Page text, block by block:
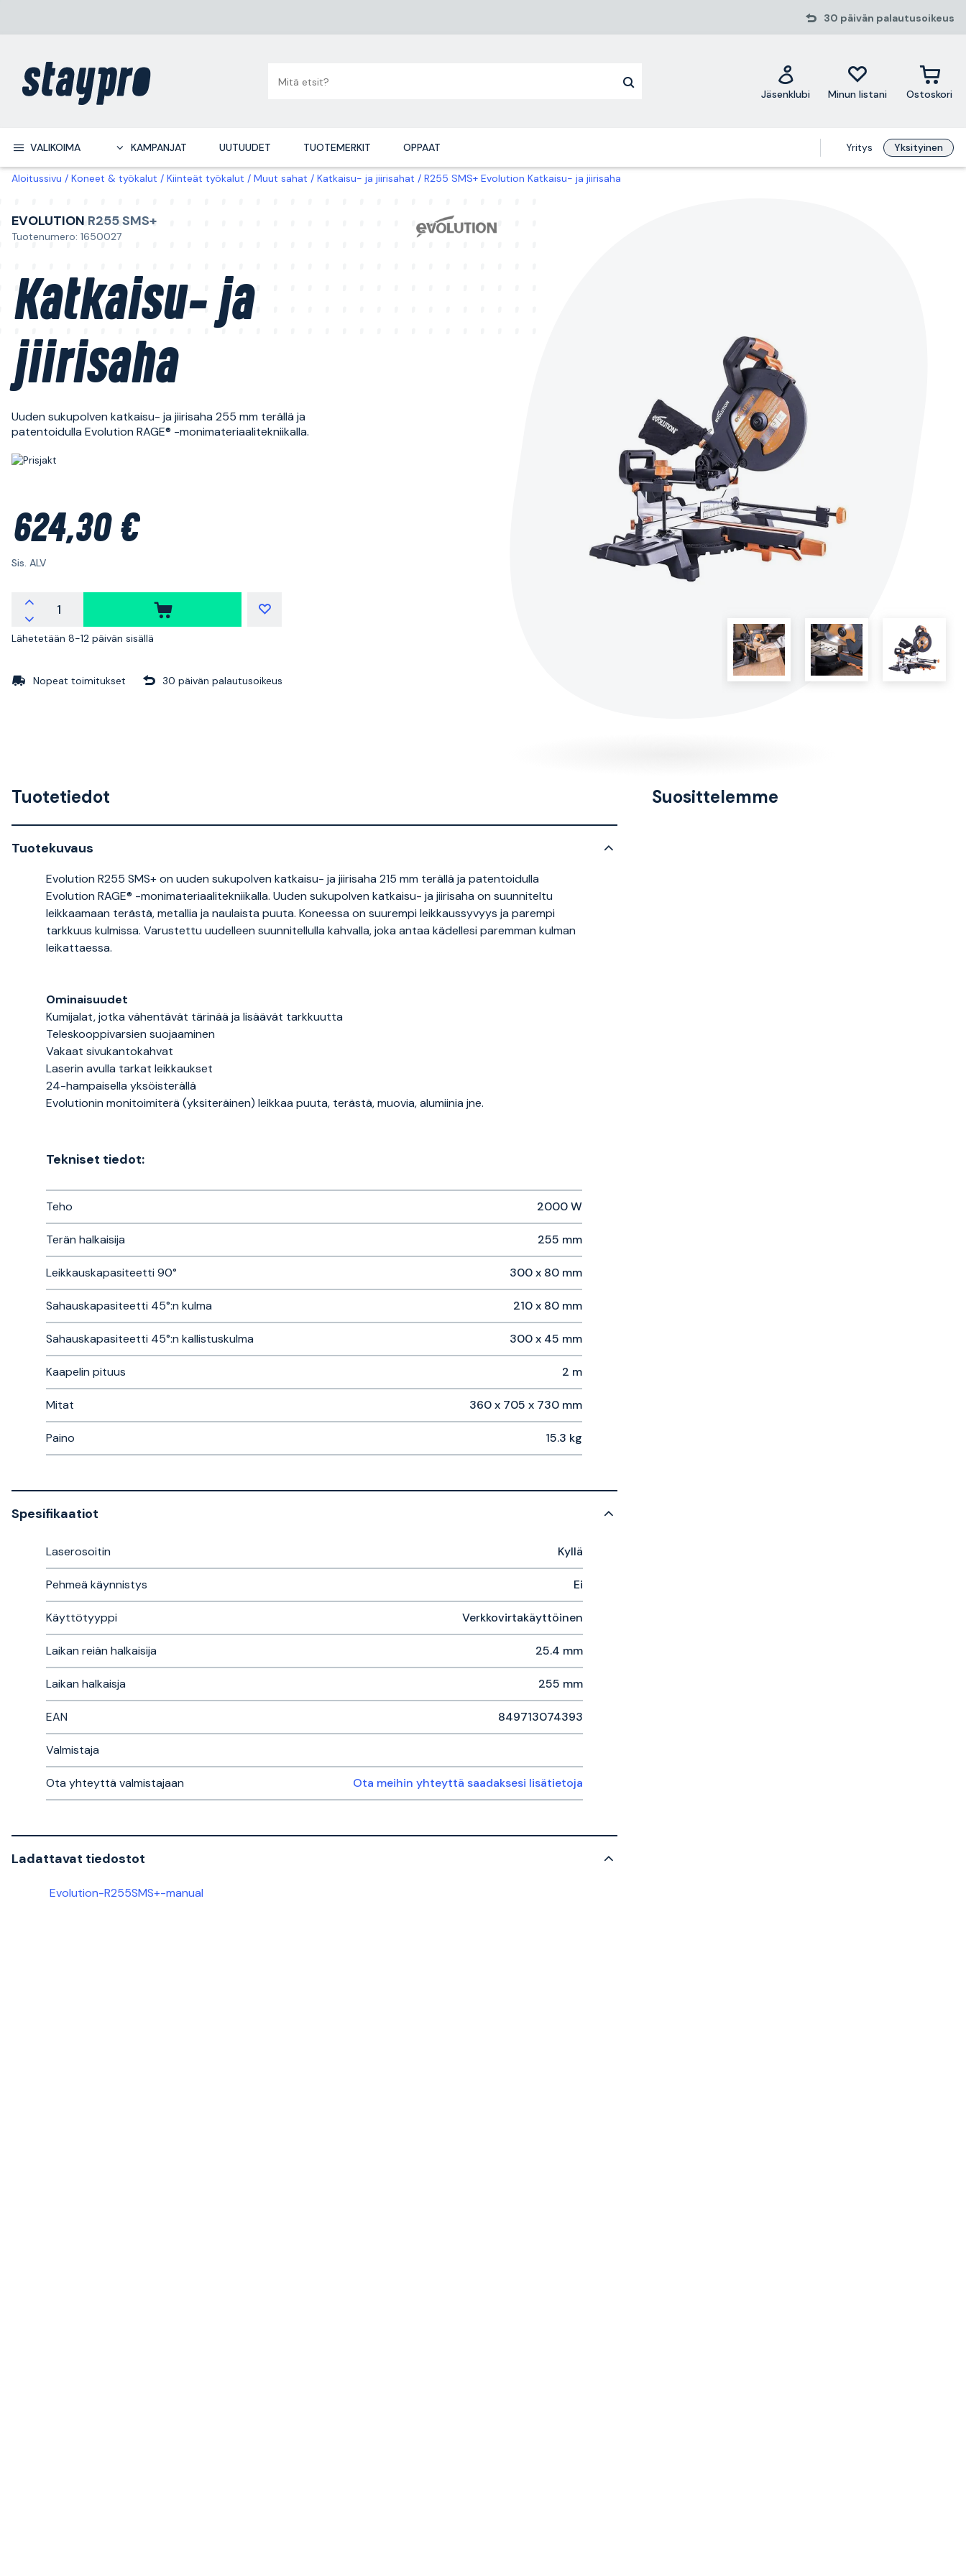
30 päivän palautusoikeus
Jäsenklubi Minun listani Ostoskori
VALIKOIMA KAMPANJAT UUTUUDET TUOTEMERKIT OPPAAT Yritys Yksityinen
Aloitussivu Koneet & työkalut Kiinteät työkalut Muut sahat Katkaisu- ja jiirisahat R255 SMS+ Evolution Katkaisu- ja jiirisaha
EVOLUTION R255 SMS+
Tuotenumero: 1650027
Katkaisu- ja
jiirisaha
Uuden sukupolven katkaisu- ja jiirisaha 255 mm terällä ja
patentoidulla Evolution RAGE® -monimateriaalitekniikalla.
624,30 €
Sis. ALV
Lähetetään 8-12 päivän sisällä
Nopeat toimitukset 30 päivän palautusoikeus
Tuotetiedot
Tuotekuvaus
Evolution R255 SMS+ on uuden sukupolven katkaisu- ja jiirisaha 215 mm terällä ja patentoidulla
Evolution RAGE® -monimateriaalitekniikalla. Uuden sukupolven katkaisu- ja jiirisaha on suunniteltu
leikkaamaan terästä, metallia ja naulaista puuta. Koneessa on suurempi leikkaussyvyys ja parempi
tarkkuus kulmissa. Varustettu uudelleen suunnitellulla kahvalla, joka antaa kädellesi paremman kulman
leikattaessa.
Ominaisuudet
Kumijalat, jotka vähentävät tärinää ja lisäävät tarkkuutta
Teleskooppivarsien suojaaminen
Vakaat sivukantokahvat
Laserin avulla tarkat leikkaukset
24-hampaisella yksöisterällä
Evolutionin monitoimiterä (yksiteräinen) leikkaa puuta, terästä, muovia, alumiinia jne.
Tekniset tiedot:
Teho 2000 W
Terän halkaisija 255 mm
Leikkauskapasiteetti 90° 300 x 80 mm
Sahauskapasiteetti 45°:n kulma 210 x 80 mm
Sahauskapasiteetti 45°:n kallistuskulma 300 x 45 mm
Kaapelin pituus 2 m
Mitat 360 x 705 x 730 mm
Paino 15.3 kg
Spesifikaatiot
Laserosoitin Kyllä
Pehmeä käynnistys Ei
Käyttötyyppi Verkkovirtakäyttöinen
Laikan reiän halkaisija 25.4 mm
Laikan halkaisja 255 mm
EAN 849713074393
Valmistaja
Ota yhteyttä valmistajaan Ota meihin yhteyttä saadaksesi lisätietoja
Ladattavat tiedostot
Evolution-R255SMS+-manual
Suosittelemme